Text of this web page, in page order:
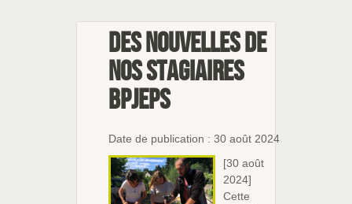
Des nouvelles de
nos stagiaires
BPJEPS
Date de publication : 30 août 2024
[30 août
2024]
Cette